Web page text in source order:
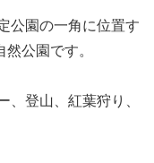
公園の一角に位置す
公園です。
、登山、紅葉狩り、